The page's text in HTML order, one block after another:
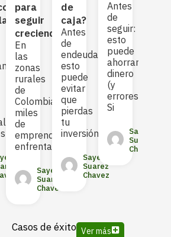
para
seguir
creciendo
En
las
zonas
rurales
de
Colombia,
miles
de
emprendedores
enfrentan
Sayed
Suarez
Chavez
de
caja?
Antes
de
endeudarte:
esto
puede
evitar
que
pierdas
tu
inversión
Sayed
Suarez
Chavez
Antes
de
seguir:
esto
puede
ahorrarte
dinero
(y
errores)
Si
Sayed
Suarez
Chavez
Casos de éxito Ver más